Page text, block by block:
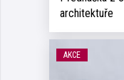
architektuře
AKCE